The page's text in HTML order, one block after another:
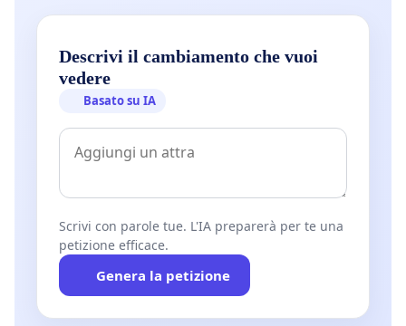
Descrivi il cambiamento che vuoi
vedere
Basato su IA
Scrivi con parole tue. L'IA preparerà per te una
petizione efficace.
Genera la petizione